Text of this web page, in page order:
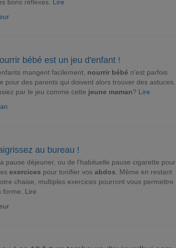
bons réflexes. Lire
bébé est un jeu d'enfant !
mangent facilement, nourrir bébé n'est parfois
pour des parents qui doivent alors trouver des astuces.
par le jeu comme cette jeune maman? Lire
au bureau !
pause déjeuner, ou de l'habituelle pause cigarette pour
exercices pour tonifier vos abdos . Même en restant
chaise, multiples exercices pourront vous permettre
forme. Lire